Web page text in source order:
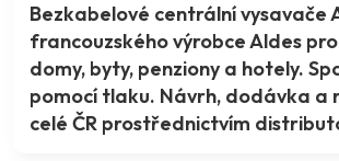
Bezkabelové centrální vysavače
francouzského výrobce Aldes
domy, byty, penziony a hotely.
pomocí tlaku. Návrh, dodávka a
celé ČR prostřednictvím